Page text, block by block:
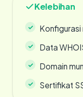
Kelebihan
Data
Domain
Sertifikat